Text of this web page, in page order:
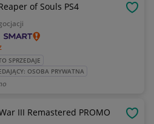
of Souls PS4
SPRZEDAJE
OSOBA PRYWATNA
III Remastered PROMO